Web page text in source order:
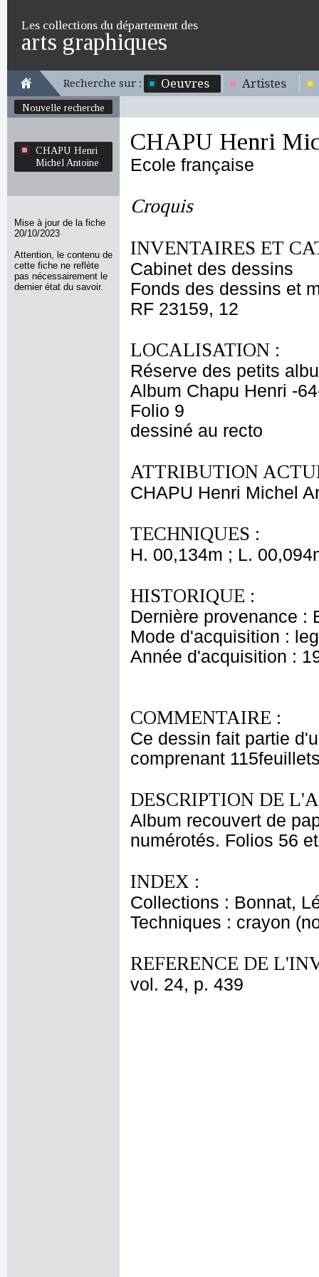
Les collections du département des
arts graphiques
Recherche sur : Oeuvres Artistes
Nouvelle recherche
CHAPU Henri
Michel Antoine
Mise à jour de la fiche
20/10/2023
Attention, le contenu de
cette fiche ne reflète
pas nécessairement le
dernier état du savoir.
CHAPU Henri
Ecole française
Croquis
INVENTAIRES ET
Cabinet des dessins
Fonds des dessins et
RF 23159, 12
LOCALISATION :
Réserve des petits
Album Chapu Henri -
Folio 9
dessiné au recto
ATTRIBUTION
CHAPU Henri Michel
TECHNIQUES :
H. 00,134m ; L.
HISTORIQUE :
Dernière provenance :
Mode d'acquisition :
Année d'acquisition :
COMMENTAIRE :
Ce dessin fait partie
comprenant
DESCRIPTION DE
Album recouvert de
numérotés. Folios 56
INDEX :
Collections : Bonnat,
Techniques : crayon
REFERENCE DE
vol. 24, p. 439